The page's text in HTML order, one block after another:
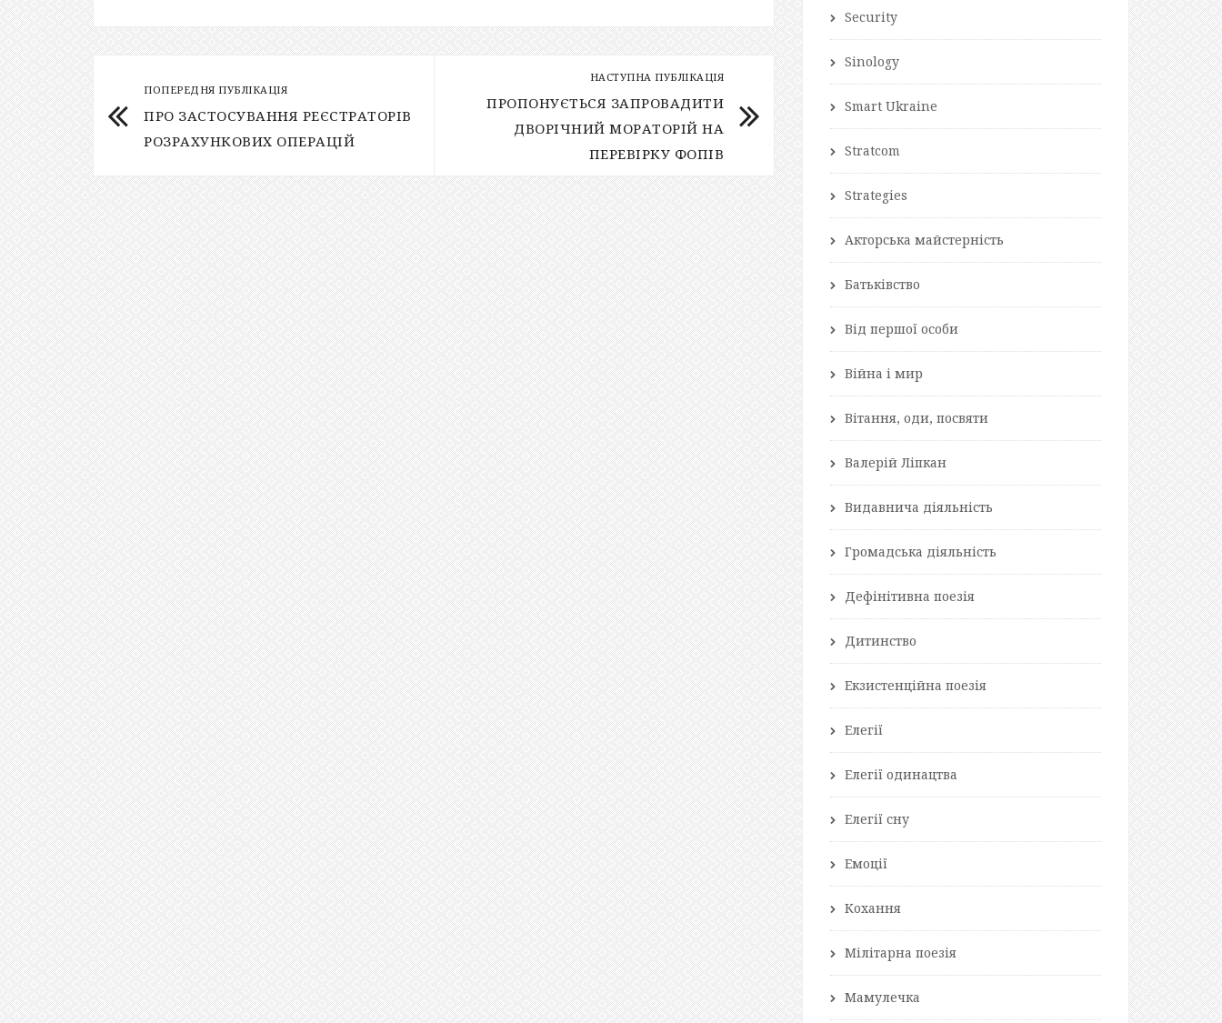
ПОПЕРЕДНЯ ПУБЛІКАЦІЯ
ПРО ЗАСТОСУВАННЯ РЕЄСТРАТОРІВ
РОЗРАХУНКОВИХ ОПЕРАЦІЙ
НАСТУПНА ПУБЛІКАЦІЯ
ПРОПОНУЄТЬСЯ ЗАПРОВАДИТИ
ДВОРІЧНИЙ МОРАТОРІЙ НА
ПЕРЕВІРКУ ФОПІВ
Security
Sinology
Smart Ukraine
Stratcom
Strategies
Акторська майстерність
Батьківство
Від першої особи
Війна і мир
Вітання, оди, посвяти
Валерій Ліпкан
Видавнича діяльність
Громадська діяльність
Дефінітивна поезія
Дитинство
Екзистенційна поезія
Елегії
Елегії одинацтва
Елегії сну
Емоції
Кохання
Мілітарна поезія
Мамулечка